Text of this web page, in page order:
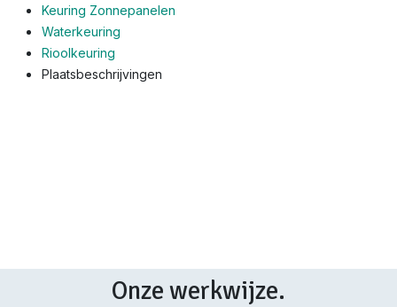
Keuring Zonnepanelen
Waterkeuring
Rioolkeuring
Plaatsbeschrijvingen
Onze werkwijze.